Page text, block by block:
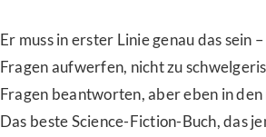
Er muss in erster Linie genau das sein
Fragen aufwerfen, nicht zu
Fragen beantworten, aber eben in
Das beste Science-Fiction-Buch, das